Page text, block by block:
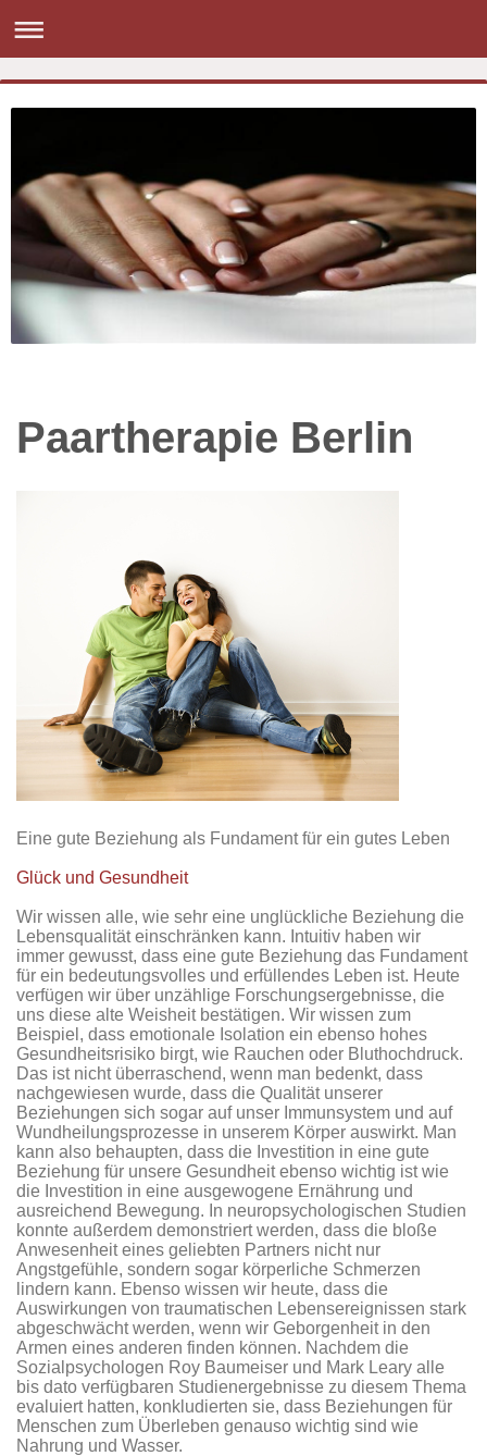
Paartherapie Berlin
Eine gute Beziehung als Fundament für ein gutes Leben
Glück und Gesundheit
Wir wissen alle, wie sehr eine unglückliche Beziehung die
Lebensqualität einschränken kann. Intuitiv haben wir
immer gewusst, dass eine gute Beziehung das Fundament
für ein bedeutungsvolles und erfüllendes Leben ist. Heute
verfügen wir über unzählige Forschungsergebnisse, die
uns diese alte Weisheit bestätigen. Wir wissen zum
Beispiel, dass emotionale Isolation ein ebenso hohes
Gesundheitsrisiko birgt, wie Rauchen oder Bluthochdruck.
Das ist nicht überraschend, wenn man bedenkt, dass
nachgewiesen wurde, dass die Qualität unserer
Beziehungen sich sogar auf unser Immunsystem und auf
Wundheilungsprozesse in unserem Körper auswirkt. Man
kann also behaupten, dass die Investition in eine gute
Beziehung für unsere Gesundheit ebenso wichtig ist wie
die Investition in eine ausgewogene Ernährung und
ausreichend Bewegung. In neuropsychologischen Studien
konnte außerdem demonstriert werden, dass die bloße
Anwesenheit eines geliebten Partners nicht nur
Angstgefühle, sondern sogar körperliche Schmerzen
lindern kann. Ebenso wissen wir heute, dass die
Auswirkungen von traumatischen Lebensereignissen stark
abgeschwächt werden, wenn wir Geborgenheit in den
Armen eines anderen finden können. Nachdem die
Sozialpsychologen Roy Baumeiser und Mark Leary alle
bis dato verfügbaren Studienergebnisse zu diesem Thema
evaluiert hatten, konkludierten sie, dass Beziehungen für
Menschen zum Überleben genauso wichtig sind wie
Nahrung und Wasser.